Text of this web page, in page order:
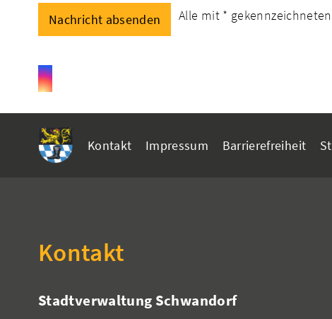
Alle mit *
Kontakt Impressum Barrierefreiheit
Kontakt
Stadtverwaltung Schwandorf